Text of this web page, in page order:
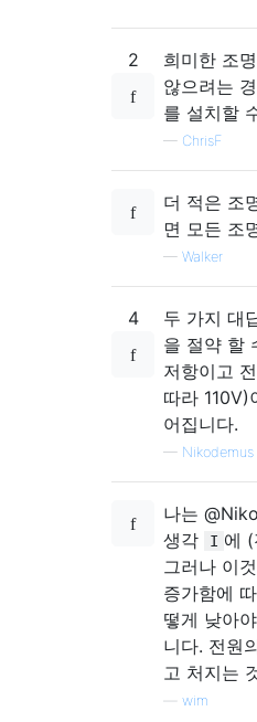
2
희미한 조
않으려는
를 설치할
— ChrisF
더 적은 조
면 모든 조
— Walker
4
두 가지 대
을 절약 할
저항이고
따라 110V)
어집니다.
— Nikodemus
나는
생각
I 에 (
그러나 이
증가함에
떻게 낮아
니다. 전원
고 처지는
wim